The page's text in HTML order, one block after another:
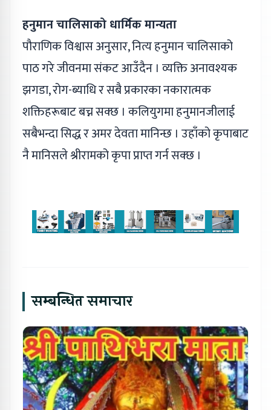
हनुमान चालिसाको धार्मिक मान्यता
पौराणिक विश्वास अनुसार, नित्य हनुमान चालिसाको
पाठ गरे जीवनमा संकट आउँदैन । व्यक्ति अनावश्यक
झगडा, रोग-ब्याधि र सबै प्रकारका नकारात्मक
शक्तिहरूबाट बच्न सक्छ । कलियुगमा हनुमानजीलाई
सबैभन्दा सिद्ध र अमर देवता मानिन्छ । उहाँको कृपाबाट
नै मानिसले श्रीरामको कृपा प्राप्त गर्न सक्छ ।
सम्बन्धित समाचार